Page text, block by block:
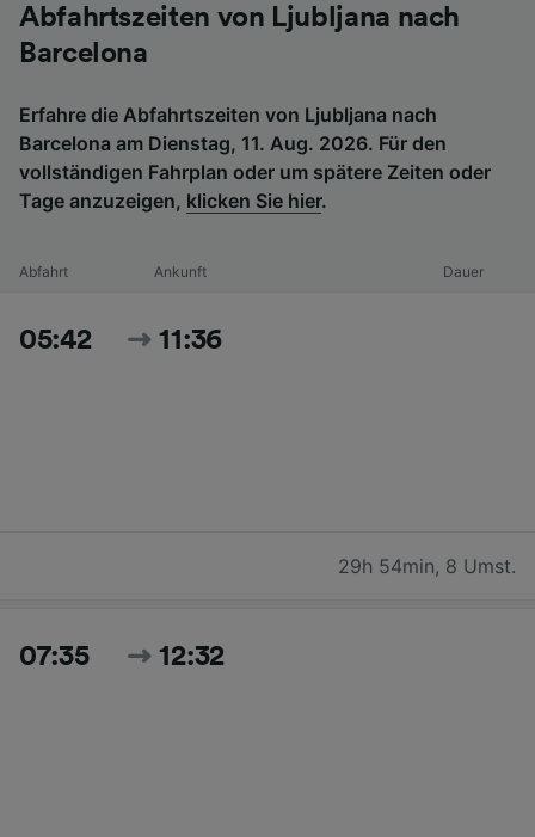
Abfahrtszeiten von Ljubljana nach
Barcelona
Erfahre die Abfahrtszeiten von Ljubljana nach
Barcelona am Dienstag, 11. Aug. 2026. Für den
vollständigen Fahrplan oder um spätere Zeiten oder
Tage anzuzeigen, klicken Sie hier.
Abfahrt Ankunft Dauer
05:42 11:36
29h 54min, 8 Umst.
07:35 12:32